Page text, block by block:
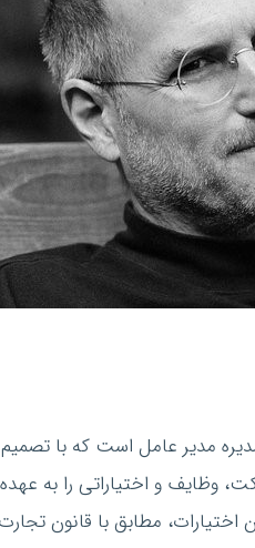
مدیر عامل است که با
و اختیاراتی را به عهده
مطابق با قانون